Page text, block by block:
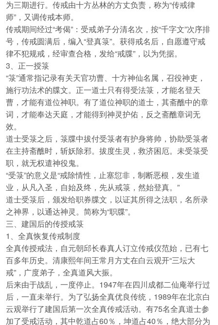
为三期进行。传戒由十方丛林的方丈负责，称为“传戒律
师”，又调传戒本师。
传戒期间经过“考偈”：受戒弟子分清名次，按“千字文”次序排
号，传戒圆满后，编入“登真箓”。获得戒名后，自愿遵守戒
律不犯规戒，经审查合格，发给“戒牒”，以为凭据。
3、正一授箓
“箓”通常指记录有关天官功曹、十方神仙名属，召役神吏，
施行功法术的牒文。正一道士只有得受法箓，才能名登天
曹，才能有道位神职。有了道位神职的道士，其斋醮中的章
词，才能奉达天庭，才能得到神灵护佑，反之斋醮章词无
效。
道士受箓之后，箓牒中拔付受箓者有护身将帅，协助受箓者
在主持斋醮时，斩妖除邪。拔度生灵，救济困厄。未受箓受
职，就无权遣神役鬼。
“受箓”的意义是“戒除情性，止塞愆非，制断恶根，发生道
业，从凡入圣，自始及终，先从戒箓，然始登真。”
道士受箓后，颁发给职券牒文，以证其所得之法职，名所录
之神界，以通达神灵。简称为“职牒”。
三、建国后的传授戒箓
1、全真恢复传戒制度
全真传授戒法，自元朝邱长春真人订立传戒仪范始，已有七
百多年历史。清康熙年间王常月方丈在白云观开“三坛大
戒”，广度弟子，全真道风大振。
后来由于战乱，一度停止。1947年在四川成都二仙庵举行过
后，一直未举行。为了弘扬全真优良传统，1989年在北京白
云观举行了建国后第一次全真传戒活动。有75名全真道士参
加了受戒活动，其中乾道占60％，坤道占40％，绝大部分为